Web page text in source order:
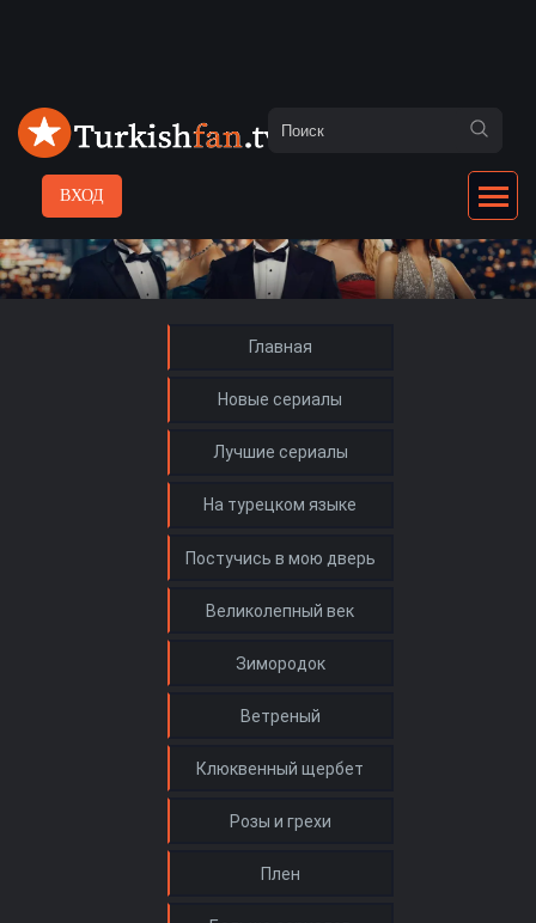
ВХОД
Главная
Новые сериалы
Лучшие сериалы
На турецком языке